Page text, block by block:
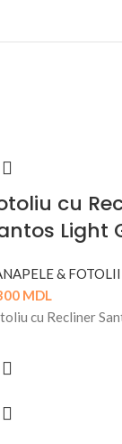
cu
Light
& FOTOLII
MDL
cu Recliner